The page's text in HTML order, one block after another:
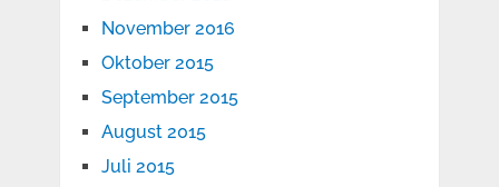
November 2016
Oktober 2015
September 2015
August 2015
Juli 2015